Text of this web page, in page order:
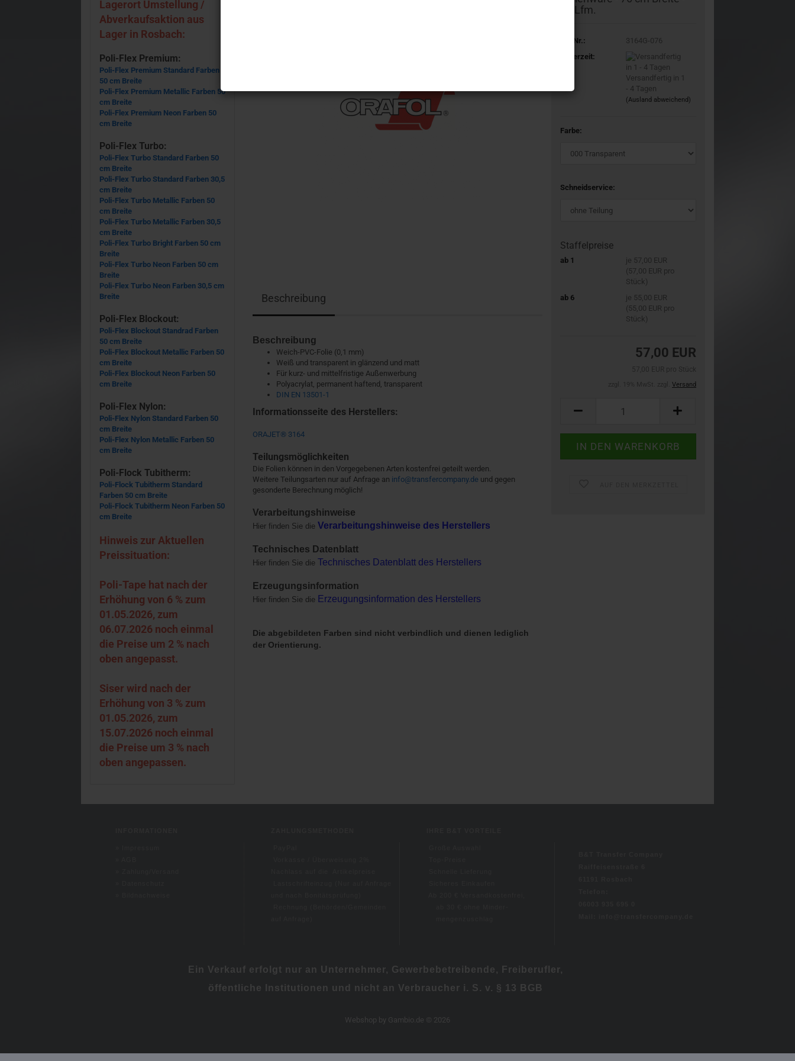
50 Lfm.
Art.Nr.:
3164G-076
Lieferzeit:
Versandfertig in 1
- 4 Tagen
(Ausland abweichend)
Farbe:
Schneidservice:
Staffelpreise
ab 1
je 57,00 EUR
(57,00 EUR pro
Stück)
ab 6
je 55,00 EUR
(55,00 EUR pro
Stück)
57,00 EUR
Versand
Beschreibung
Beschreibung
Weich-PVC-Folie (0,1 mm)
Weiß und transparent in glänzend und matt
Für kurz- und mittelfristige Außenwerbung
Polyacrylat, permanent haftend, transparent
DIN EN 13501-1
Informationsseite des Herstellers:
ORAJET® 3164
Teilungsmöglichkeiten
Die Folien können in den Vorgegebenen Arten kostenfrei geteilt werden.
Weitere Teilungsarten nur auf Anfrage an info@transfercompany.de und gegen
gesonderte Berechnung möglich!
Verarbeitungshinweise
Hier finden Sie die Verarbeitungshinweise des Herstellers
Technisches Datenblatt
Hier finden Sie die Technisches Datenblatt des Herstellers
Erzeugungsinformation
Hier finden Sie die Erzeugungsinformation des Herstellers
Die abgebildeten Farben sind nicht verbindlich und dienen lediglich
der Orientierung.
Lagerort Umstellung /
Abverkaufsaktion aus
Lager in Rosbach:
Poli-Flex Premium:
Poli-Flex Premium Standard Farben
50 cm Breite
Poli-Flex Premium Metallic Farben 50
cm Breite
Poli-Flex Premium Neon Farben 50
cm Breite
Poli-Flex Turbo:
Poli-Flex Turbo Standard Farben 50
cm Breite
Poli-Flex Turbo Standard Farben 30,5
cm Breite
Poli-Flex Turbo Metallic Farben 50
cm Breite
Poli-Flex Turbo Metallic Farben 30,5
cm Breite
Poli-Flex Turbo Bright Farben 50 cm
Breite
Poli-Flex Turbo Neon Farben 50 cm
Breite
Poli-Flex Turbo Neon Farben 30,5 cm
Breite
Poli-Flex Blockout:
Poli-Flex Blockout Standrad Farben
50 cm Breite
Poli-Flex Blockout Metallic Farben 50
cm Breite
Poli-Flex Blockout Neon Farben 50
cm Breite
Poli-Flex Nylon:
Poli-Flex Nylon Standard Farben 50
cm Breite
Poli-Flex Nylon Metallic Farben 50
cm Breite
Poli-Flock Tubitherm:
Poli-Flock Tubitherm Standard
Farben 50 cm Breite
Poli-Flock Tubitherm Neon Farben 50
cm Breite
Hinweis zur Aktuellen
Preissituation:
Poli-Tape hat nach der
Erhöhung von 6 % zum
01.05.2026, zum
06.07.2026 noch einmal
die Preise um 2 % nach
oben angepasst.
Siser wird nach der
Erhöhung von 3 % zum
01.05.2026, zum
15.07.2026 noch einmal
die Preise um 3 % nach
oben angepassen.
Ein Verkauf erfolgt nur an Unternehmer, Gewerbebetreibende, Freiberufler,
öffentliche Institutionen und nicht an Verbraucher i. S. v. § 13 BGB
Webshop by Gambio.de © 2026